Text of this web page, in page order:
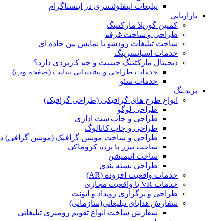
تبلیغات اینفلوئنسری در اینستاگرام
بازاریابی
کمپین گوریلا مارکتینگ
طراحی و ساخت غرفه
ساخت تبلیغات رودشو یا نمایش بین جاده ای
خدمات اسپانسرینگ
دیجیتال مارکتینگ چیست و چه کاربردی دارد؟
خدمات طراحی و پشتیبانی سایت (صفحه وب)
خدمات سئو
برندینگ
انواع طرح های گرافیکی (طراحی گرافیک)
طراحی لوگو
طراحی و چاپ ست اداری
طراحی و چاپ کاتالوگ
طراحی و ساخت موشن گرافیک (موشن گرافی)
ساخت تیزر با پرده کروماکی
ساخت انیمیشن
طراحی بسته بندی
خدمات واقعیت افزوده (AR)
خدمات VR یا واقعیت مجازی
طراحی و برگزاری رویداد و ایونت
سفارش هدایای تبلیغاتی(سازمانی)
سفارش ساخت انواع تقویم رومیزی تبلیغاتی